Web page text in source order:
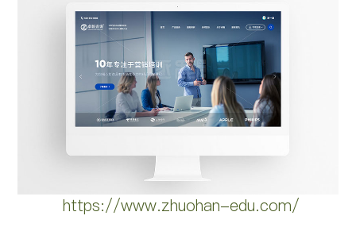
https://www.zhuohan-edu.com/